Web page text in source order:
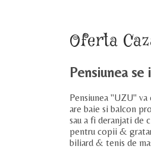
Oferta
Pensiunea
Pensiunea "UZU"
are baie si balcon
sau a fi deranjati de
pentru copii &
biliard & tenis de